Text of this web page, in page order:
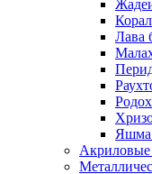
Лава
Яшма